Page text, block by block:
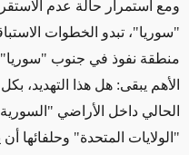
ومع استمرار حالة عدم
"سوريا"، تبدو الخطوات
منطقة نفوذ في جنوب "سوريا"
الأهم يبقى: هل هذا التهديد،
الحالي داخل الأراضي
"الولايات المتحدة" وحلفائها